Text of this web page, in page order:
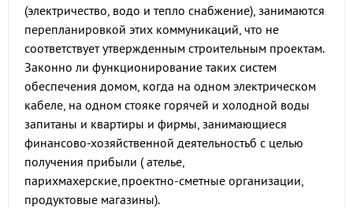
(электричество, водо и тепло снабжение), занимаются
перепланировкой этих коммуникаций, что не
соответствует утвержденным строительным проектам.
Законно ли функционирование таких систем
обеспечения домом, когда на одном электрическом
кабеле, на одном стояке горячей и холодной воды
запитаны и квартиры и фирмы, занимающиеся
финансово-хозяйственной деятельностьб с целью
получения прибыли ( ателье,
парихмахерские,проектно-сметные организации,
продуктовые магазины).